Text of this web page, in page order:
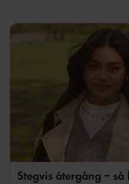
Stegvis återgång –